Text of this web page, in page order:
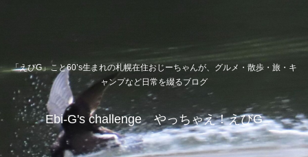
「えびG」こと60’s生まれの札幌在住おじーちゃんが、グルメ・散歩・旅・キ
ャンプなど日常を綴るブログ
Ebi-G's challenge やっちゃえ！えびG